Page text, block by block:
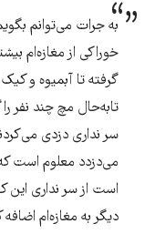
به جرات می‌توانم
خوراکی از مغازه‌ام
گرفته تا آبمیوه و
تابه‌حال مچ چند نفر
سر نداری دزدی
می‌دزدد معلوم است
است از سر نداری این
دیگر به مغازه‌ام